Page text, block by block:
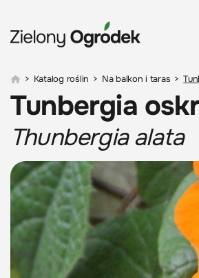
> Katalog roślin > Na balkon i taras >
Tunbergia
Thunbergia alata